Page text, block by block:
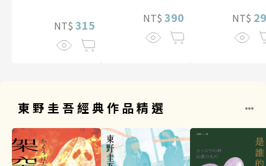
NT$ 315 NT$ 390 NT$
東野圭吾經典作品精選